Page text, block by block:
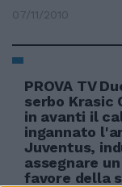
07/11/2010
PROVA TV
serbo Krasic
in avanti il
ingannato
Juventus,
assegnare
favore della